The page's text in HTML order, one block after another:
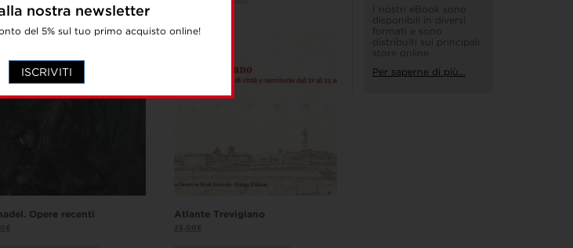
nostra newsletter
del 5% sul tuo primo acquisto online!
ISCRIVITI
Opere recenti
€
Atlante Trevigiano
25,00€
I nostri eBook sono
disponibili in diversi
formati e sono
distribuiti sui principali
store online
Per saperne di più...